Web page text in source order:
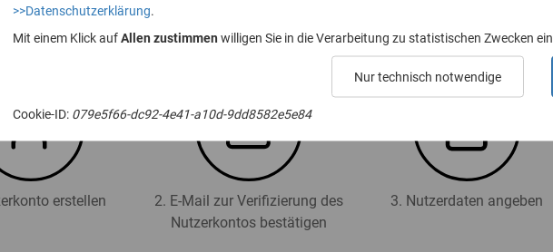
Ihr Nutzerkonto für das Transparenzregister an (Registrierung):
erstellen
2. E-Mail zur Verifizierung des
Nutzerkontos bestätigen
3. Nutzerdaten angeben
>>Datenschutzerklärung
Mit einem Klick auf Allen zustimmen willigen Sie in die Verarbeitung zu statistischen Zwecken ein.
Nur technisch notwendige
Cookie-ID: 079e5f66-dc92-4e41-a10d-9dd8582e5e84